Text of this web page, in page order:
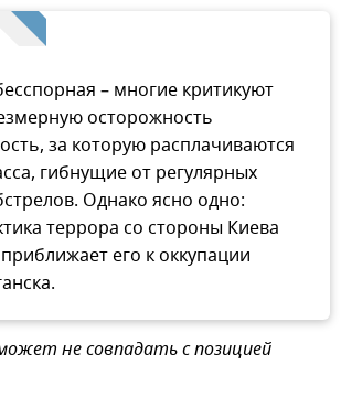
– многие критикуют
осторожность
за которую расплачиваются
гибнущие от регулярных
Однако ясно одно:
террора со стороны Киева
его к оккупации
не совпадать с позицией